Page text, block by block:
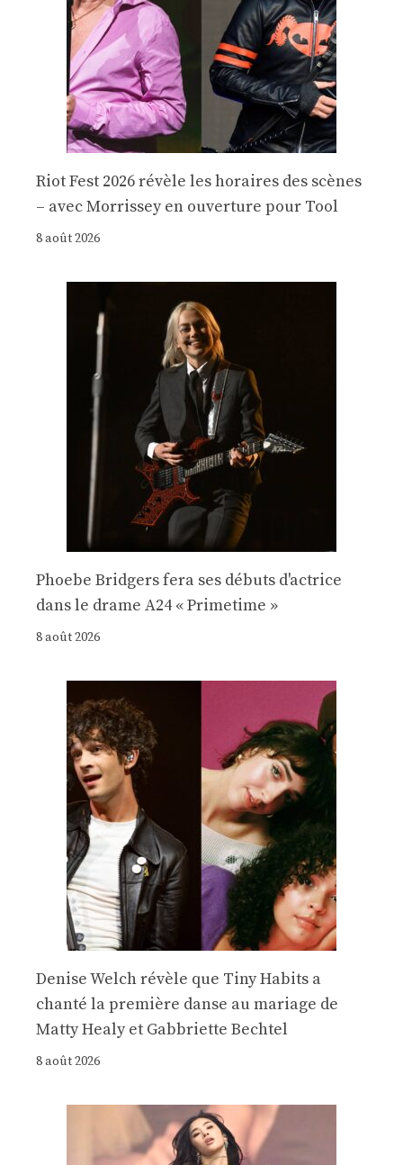
Riot Fest 2026 révèle les horaires des scènes
– avec Morrissey en ouverture pour Tool
8 août 2026
Phoebe Bridgers fera ses débuts d'actrice
dans le drame A24 « Primetime »
8 août 2026
Denise Welch révèle que Tiny Habits a
chanté la première danse au mariage de
Matty Healy et Gabbriette Bechtel
8 août 2026